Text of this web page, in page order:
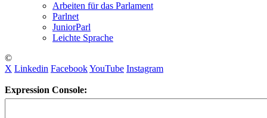
Arbeiten für das Parlament
Parlnet
JuniorParl
Leichte Sprache
©
X Linkedin FacebookYouTube Instagram
Expression Console: